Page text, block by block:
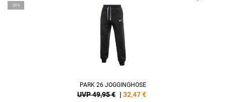
-35%
PARK 26 JOGGINGHOSE
UVP 49,95 € | 32,47€